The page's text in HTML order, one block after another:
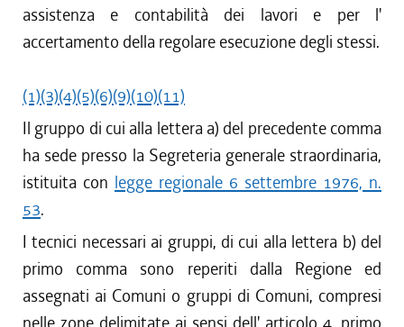
assistenza e contabilità dei lavori e per l'
accertamento della regolare esecuzione degli stessi.
(1)(3)(4)(5)(6)(9)(10)(11)
Il gruppo di cui alla lettera a) del precedente comma
ha sede presso la Segreteria generale straordinaria,
istituita con legge regionale 6 settembre 1976, n.
53.
I tecnici necessari ai gruppi, di cui alla lettera b) del
primo comma sono reperiti dalla Regione ed
assegnati ai Comuni o gruppi di Comuni, compresi